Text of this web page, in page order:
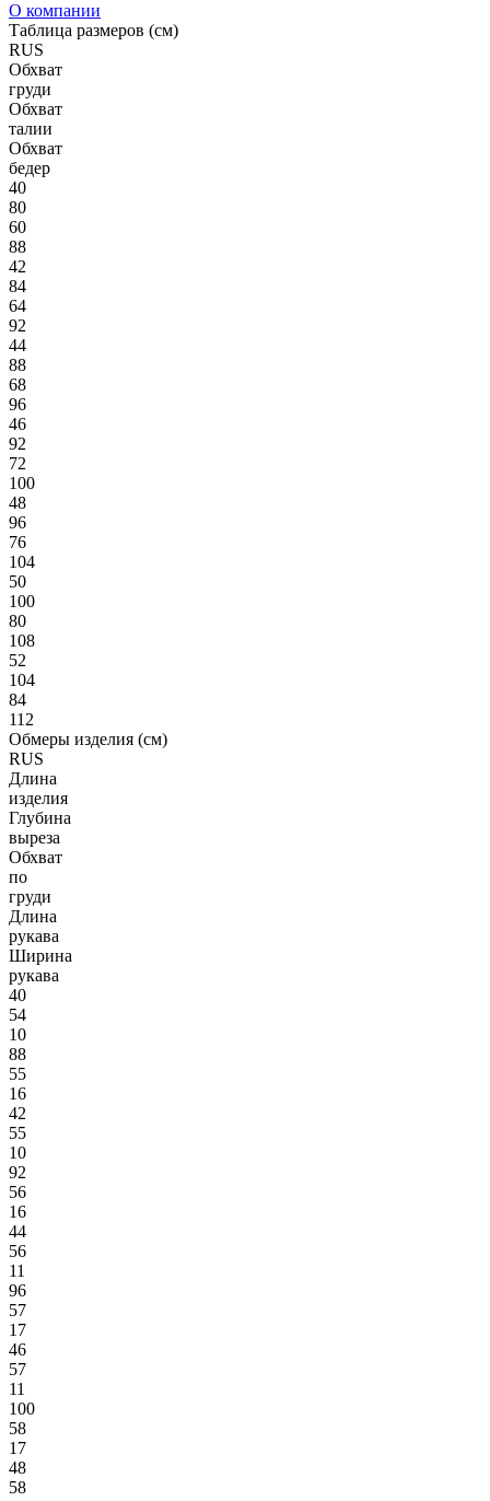
О компании
Таблица размеров (см)
RUS
Обхват
груди
Обхват
талии
Обхват
бедер
40
80
60
88
42
84
64
92
44
88
68
96
46
92
72
100
48
96
76
104
50
100
80
108
52
104
84
112
Обмеры изделия (см)
RUS
Длина
изделия
Глубина
выреза
Обхват
по
груди
Длина
рукава
Ширина
рукава
40
54
10
88
55
16
42
55
10
92
56
16
44
56
11
96
57
17
46
57
11
100
58
17
48
58